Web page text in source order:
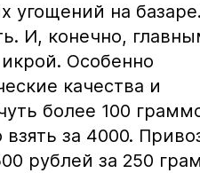
угощений на
И, конечно,
Особенно
качества и
более 100
за 4000.
рублей за 250